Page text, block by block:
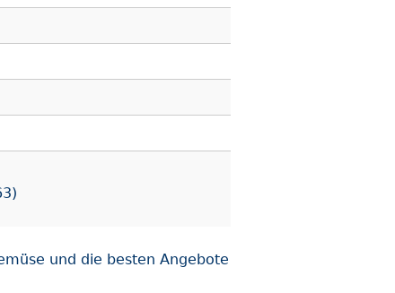
und die besten Angebote